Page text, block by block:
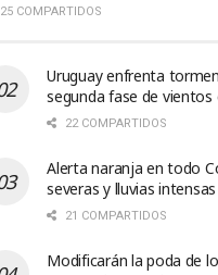
25 COMPARTIDOS
Uruguay enfrenta
segunda fase de vientos
22 COMPARTIDOS
Alerta naranja en todo
severas y lluvias intensas
21 COMPARTIDOS
Modificarán la poda de